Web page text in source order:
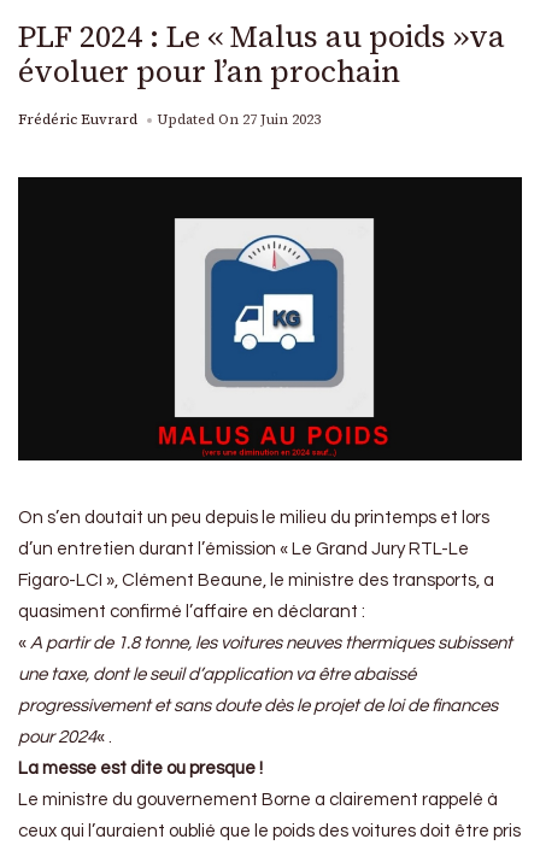
PLF 2024 : Le « Malus au poids »va
évoluer pour l’an prochain
Frédéric Euvrard Updated On 27 Juin 2023
On s’en doutait un peu depuis le milieu du printemps et lors
d’un entretien durant l’émission « Le Grand Jury RTL-Le
Figaro-LCI », Clément Beaune, le ministre des transports, a
quasiment confirmé l’affaire en déclarant :
« A partir de 1.8 tonne, les voitures neuves thermiques subissent
une taxe, dont le seuil d’application va être abaissé
progressivement et sans doute dès le projet de loi de finances
pour 2024« .
La messe est dite ou presque !
Le ministre du gouvernement Borne a clairement rappelé à
ceux qui l’auraient oublié que le poids des voitures doit être pris